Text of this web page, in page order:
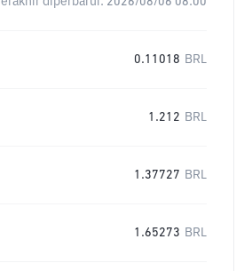
0.11018 BRL
1.212 BRL
1.37727 BRL
1.65273 BRL